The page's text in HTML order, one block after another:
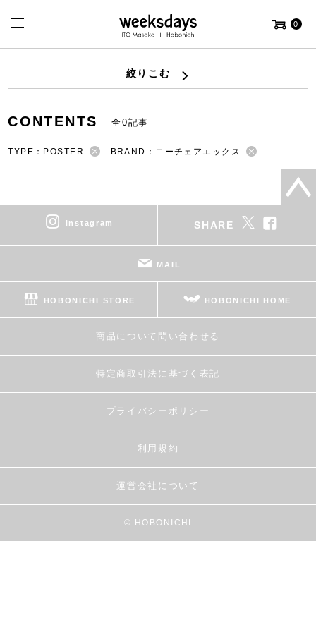
0
絞りこむ
CONTENTS 全0記事
TYPE：POSTER BRAND：ニーチェアエックス
instagram SHARE
MAIL
HOBONICHI STORE HOBONICHI HOME
商品について問い合わせる
特定商取引法に基づく表記
プライバシーポリシー
利用規約
運営会社について
© HOBONICHI